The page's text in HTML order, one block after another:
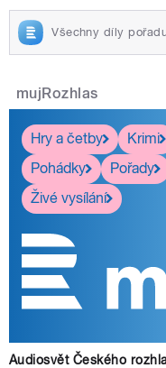
Všechny díly
mujRozhlas
Hry a četby
Krimi
Pohádky
Pořady
Živé vysílání
Audiosvět Českého